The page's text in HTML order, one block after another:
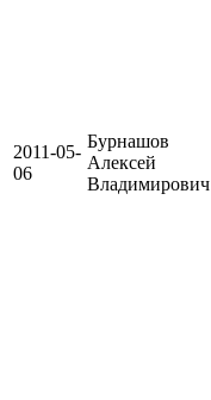
2011-05-
06
Бурнашов
Алексей
Владимирович